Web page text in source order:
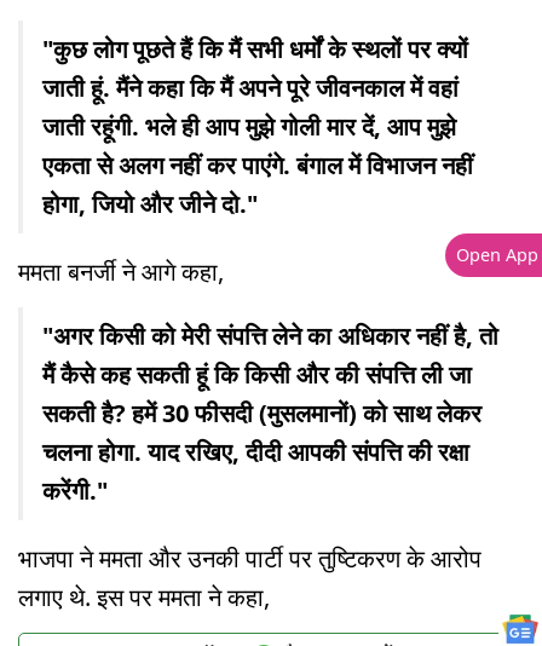
"कुछ लोग पूछते हैं कि मैं सभी धर्मों के स्थलों पर क्यों
जाती हूं. मैंने कहा कि मैं अपने पूरे जीवनकाल में वहां
जाती रहूंगी. भले ही आप मुझे गोली मार दें, आप मुझे
एकता से अलग नहीं कर पाएंगे. बंगाल में विभाजन नहीं
होगा, जियो और जीने दो."
ममता बनर्जी ने आगे कहा,
"अगर किसी को मेरी संपत्ति लेने का अधिकार नहीं है, तो
मैं कैसे कह सकती हूं कि किसी और की संपत्ति ली जा
सकती है? हमें 30 फीसदी (मुसलमानों) को साथ लेकर
चलना होगा. याद रखिए, दीदी आपकी संपत्ति की रक्षा
करेंगी."
भाजपा ने ममता और उनकी पार्टी पर तुष्टिकरण के आरोप
लगाए थे. इस पर ममता ने कहा,
Open App